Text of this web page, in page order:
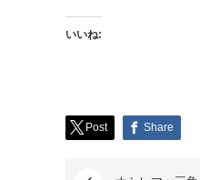
いいね:
Post Share